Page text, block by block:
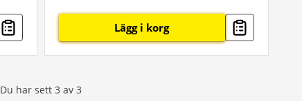
Lägg i korg
Du har sett 3 av 3